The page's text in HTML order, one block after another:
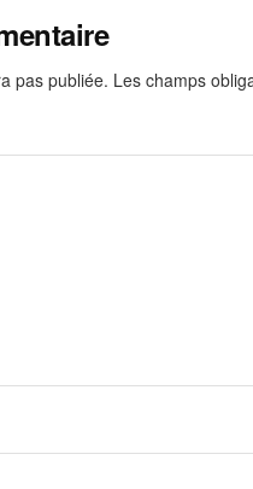
pas publiée. Les champs